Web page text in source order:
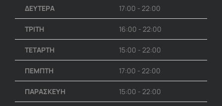
ΔΕΥΤΕΡΑ 17:00 - 22:00
ΤΡΙΤΗ 16:00 - 22:00
ΤΕΤΑΡΤΗ 15:00 - 22:00
ΠΕΜΠΤΗ 17:00 - 22:00
ΠΑΡΑΣΚΕΥΗ 15:00 - 22:00